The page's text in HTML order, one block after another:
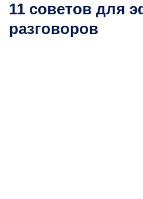
11 советов для
разговоров